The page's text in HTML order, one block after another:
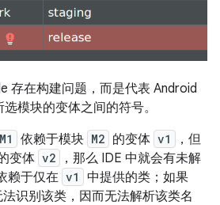
存在构建问题，而是代表 Android
模块的变体之间的符号。
M1 依赖于模块 M2 的变体 v1
，但
变体 v2
，那么 IDE 中就会有未解
赖于仅在 v1 中提供的类；如果
识别该类，因而无法解析该类名